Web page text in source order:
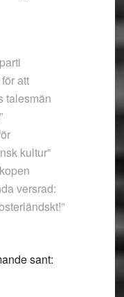
att
talesmän
kultur”
versrad:
sant: